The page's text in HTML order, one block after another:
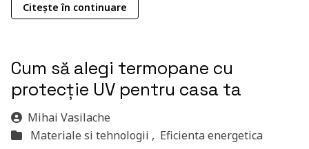
Citește în continuare
Cum să alegi termopane cu
protecție UV pentru casa ta
Mihai Vasilache
Materiale si tehnologii , Eficienta energetica